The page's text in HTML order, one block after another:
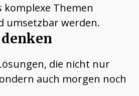
komplexe Themen
umsetzbar werden.
die nicht nur
auch morgen noch